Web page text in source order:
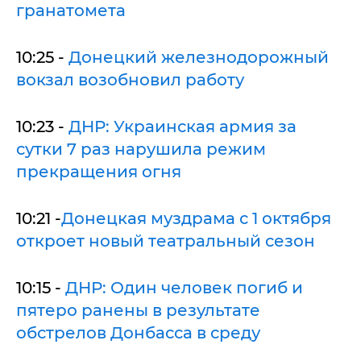
гранатомета
10:25 - Донецкий железнодорожный
вокзал возобновил работу
10:23 - ДНР: Украинская армия за
сутки 7 раз нарушила режим
прекращения огня
10:21 -Донецкая муздрама с 1 октября
откроет новый театральный сезон
10:15 - ДНР: Один человек погиб и
пятеро ранены в результате
обстрелов Донбасса в среду